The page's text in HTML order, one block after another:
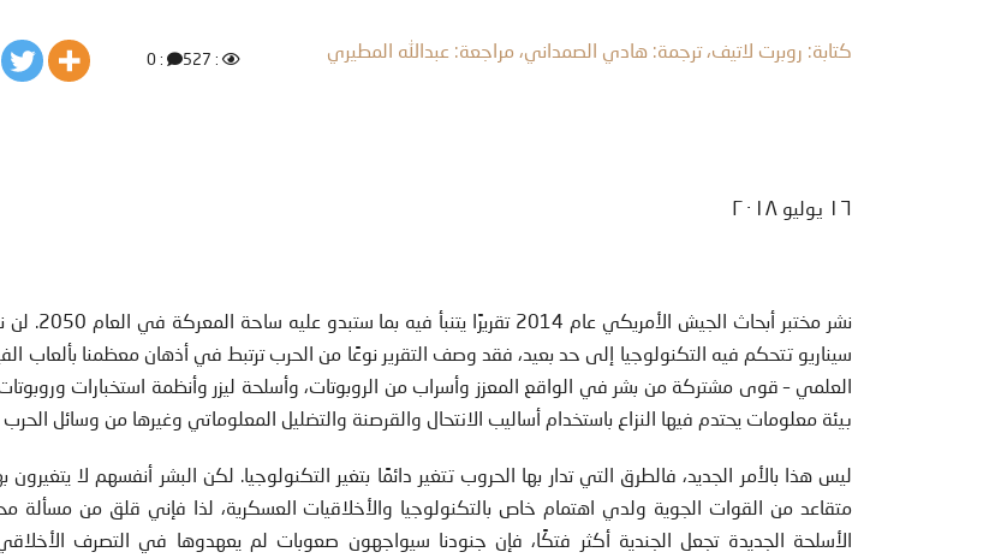
كتابة: روبرت لاتيف، ترجمة: هادي الصمداني، مراجعة: عبدالله المطيري : 527
: 0
١٦ يوليو ٢٠١٨
نشر مختبر أبحاث الجيش
سيناريو تتحكم فيه التكنولوجيا إلى حد بعيد، فقد وصف التقرير نوعًا من الحرب ترتبط في أذهان معظمنا بألعاب
العلمي – قوى مشتركة من بشر في الواقع المعزز وأسراب من الروبوتات، وأسلحة ليزر وأنظمة استخبارات
بيئة معلومات يحتدم فيها النزاع باستخدام أساليب الانتحال والقرصنة والتضليل المعلوماتي وغيرها من وسائل الحرب
ليس هذا بالأمر الجديد، فالطرق التي تدار بها الحروب تتغير دائمًا بتغير التكنولوجيا. لكن البشر أنفسهم لا يتغيرون
متقاعد من القوات الجوية ولدي اهتمام خاص بالتكنولوجيا والأخلاقيات العسكرية، لذا فإني قلق من مسألة
الأسلحة الجديدة تجعل الجندية أكثر فتكًا، فإن جنودنا سيواجهون صعوبات لم يعهدوها في التصرف الأخلاقي